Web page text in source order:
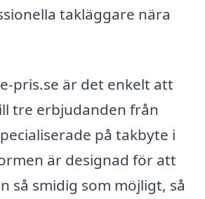
takläggare nära
pris.se är det enkelt att
tre erbjudanden från
på takbyte i
är designad för att
så smidig som möjligt, så